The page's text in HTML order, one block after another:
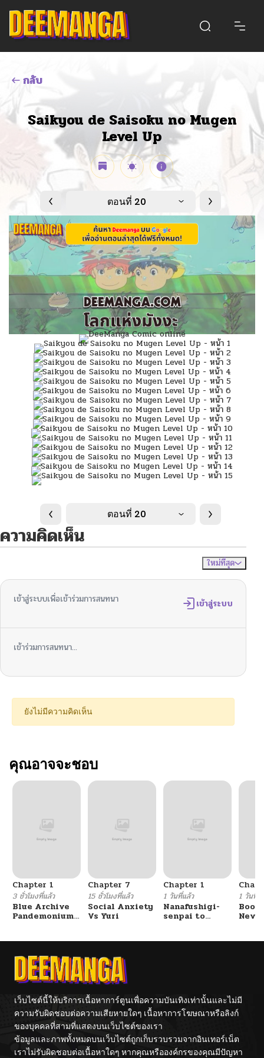
กลับ
Saikyou de Saisoku no Mugen
Level Up
ตอนที่ 20
ตอนที่ 20
ความคิดเห็น
ใหม่ที่สุด
เข้าสู่ระบบเพื่อเข้าร่วมการสนทนา เข้าสู่ระบบ
เข้าร่วมการสนทนา...
ยังไม่มีความคิดเห็น
คุณอาจจะชอบ
Chapter 1
3 ชั่วโมงที่แล้ว
Blue Archive
Pandemonium
Chapter 7
15 ชั่วโมงที่แล้ว
Social Anxiety
Vs Yuri
Chapter 1
1 วันที่แล้ว
Nanafushigi-
senpai to
1 วันที่แ
เว็บไซต์นี้ให้บริการเนื้อหาการ์ตูนเพื่อความบันเทิงเท่านั้นและไม่มี
ความรับผิดชอบต่อความเสียหายใดๆ เนื้อหาการโฆษณาหรือลิงก์
ของบุคคลที่สามที่แสดงบนเว็บไซต์ของเรา
ข้อมูลและภาพทั้งหมดบนเว็บไซต์ถูกเก็บรวบรวมจากอินเทอร์เน็ต
เราไม่รับผิดชอบต่อเนื้อหาใดๆ หากคุณหรือองค์กรของคุณมีปัญหา